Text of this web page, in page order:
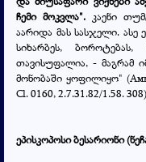
ჩემი მოკვლა".კაენი
აარიდა მას სასჯელი.
სიხარბეს,
თავისუფალია, - მაგრამ
მონობაში ყოფილიყო" (
Cl. 0160, 2.7.31.82/1.58. 308
ეპისკოპოსი ბესარიონი